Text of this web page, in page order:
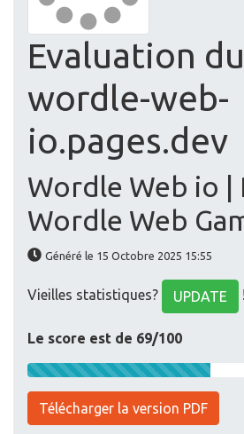
Evaluation
wordle-web-
io.pages.dev
Wordle Web io |
Wordle Web
Généré le 15 Octobre 2025 15:55
Vieilles statistiques? UPDATE !
Le score est de 69/100
Télécharger la version PDF